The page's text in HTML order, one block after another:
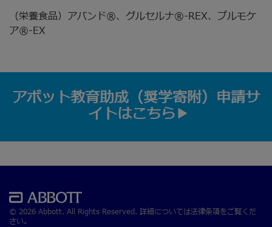
（栄養食品）アバンド®、グルセルナ®-REX、プルモケ
ア®-EX
アボット教育助成（奨学寄附）申請サ
イトはこちら
© 2026 Abbott. All Rights Reserved. 詳細については法律条項をご覧くだ
さい。